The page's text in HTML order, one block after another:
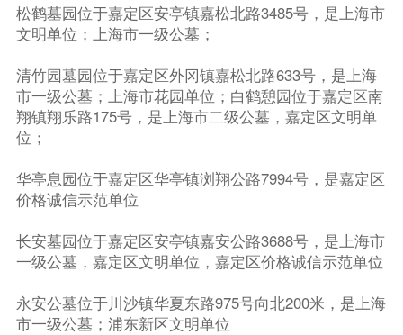
松鹤墓园位于嘉定区安亭镇嘉松北路3485号，是上海市
文明单位；上海市一级公墓；
清竹园墓园位于嘉定区外冈镇嘉松北路633号，是上海
市一级公墓；上海市花园单位；白鹤憩园位于嘉定区南
翔镇翔乐路175号，是上海市二级公墓，嘉定区文明单
位；
华亭息园位于嘉定区华亭镇浏翔公路7994号，是嘉定区
价格诚信示范单位
长安墓园位于嘉定区安亭镇嘉安公路3688号，是上海市
一级公墓，嘉定区文明单位，嘉定区价格诚信示范单位
永安公墓位于川沙镇华夏东路975号向北200米，是上海
市一级公墓；浦东新区文明单位